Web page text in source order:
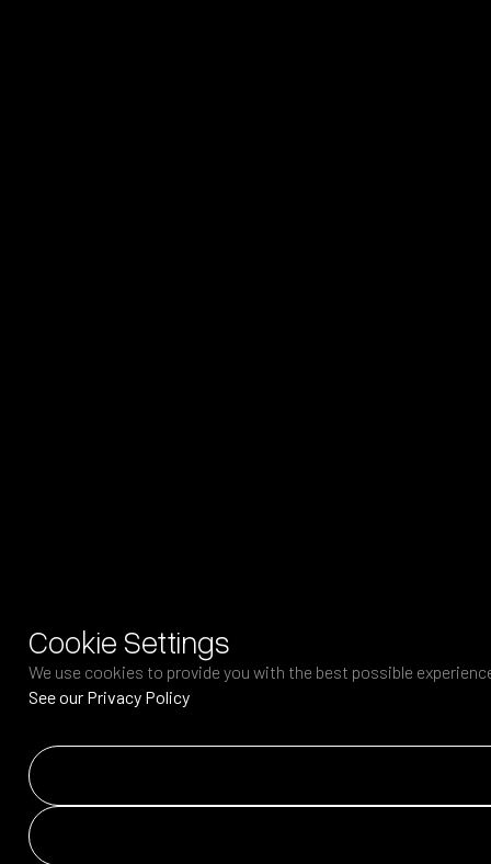
Cookie Settings
We use cookies to provide you with the best possible
See our Privacy Policy